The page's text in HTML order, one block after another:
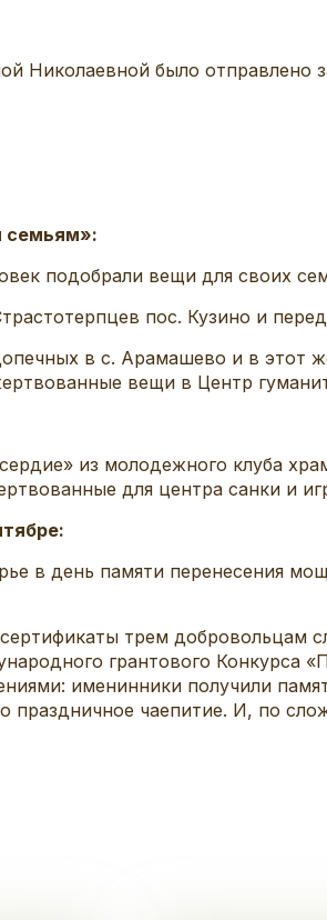
Николаевной было отправлено
семьям»:
подобрали вещи для своих
пос. Кузино и
в с. Арамашево и в
вещи в Центр
из молодежного клуба
для центра санки и
в день памяти перенесения
трем добровольцам
грантового Конкурса
именинники получили
чаепитие. И, по